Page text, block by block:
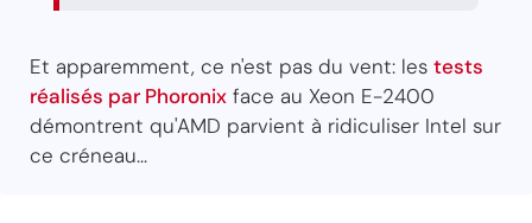
Et apparemment, ce n'est pas du vent: les tests
réalisés par Phoronix face au Xeon E-2400
démontrent qu'AMD parvient à ridiculiser Intel sur
ce créneau...